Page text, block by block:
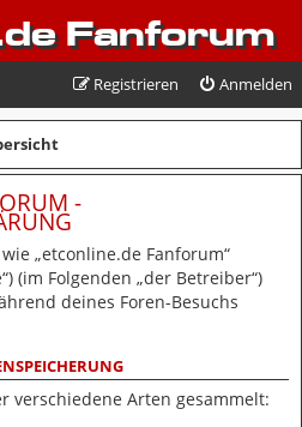
Fanforum
Anmelden
Registrieren
-
„etconline.de Fanforum“
(im Folgenden „der Betreiber“)
deines Foren-Besuchs
verschiedene Arten gesammelt: